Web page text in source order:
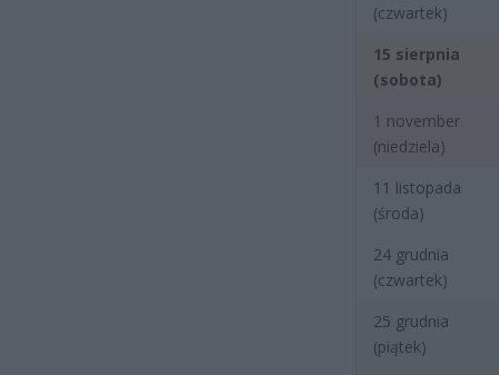
(czwartek)
15 sierpnia
(sobota)
1 november
(niedziela)
11 listopada
(środa)
24 grudnia
(czwartek)
25 grudnia
(piątek)